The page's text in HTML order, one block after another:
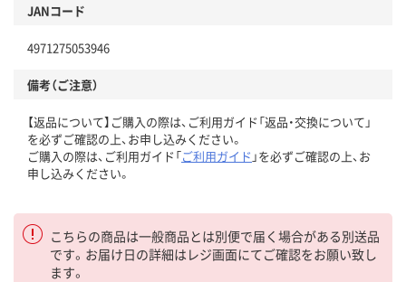
JANコード
4971275053946
備考（ご注意）
【返品について】ご購入の際は、ご利用ガイド「返品・交換について」
を必ずご確認の上、お申し込みください。
ご購入の際は、ご利用ガイド「ご利用ガイド 」を必ずご確認の上、お
申し込みください。
こちらの商品は一般商品とは別便で届く場合がある別送品
です。お届け日の詳細はレジ画面にてご確認をお願い致し
ます。